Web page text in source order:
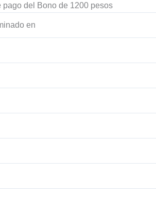
pago del Bono de 1200 pesos
en